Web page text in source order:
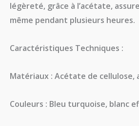
légèreté, grâce à l’acétate,
même pendant plusieurs heures.
​Caractéristiques Techniques :
​Matériaux : Acétate de cellulose,
​Couleurs : Bleu turquoise, blanc